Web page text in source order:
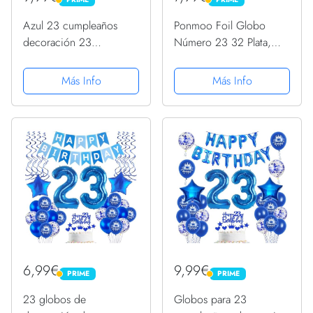
PRIME
Azul 23 cumpleaños
decoración 23
hombre mujer globos 23
cumpleaños decoración
23 años cumpleaños
guirnalda feliz...
Más Info
PRIME
Ponmoo Foil Globo
Número 23 32 Plata,
3 4 5 6 7 8 9 10-19 20-
29 30 40 50 60 70 80
90 100, Grande Globos
Aniversario, Globo...
Más Info
6,99€ PRIME
PRIME
23 globos de
9,99€ PRIME
PRIME
Globos para 23